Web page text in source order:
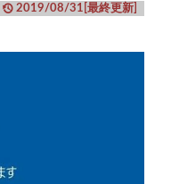
2019/08/31[最終更新]